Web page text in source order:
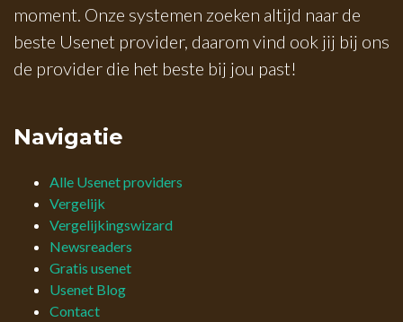
moment. Onze systemen zoeken altijd naar de
beste Usenet provider, daarom vind ook jij bij ons
de provider die het beste bij jou past!
Navigatie
Alle Usenet providers
Vergelijk
Vergelijkingswizard
Newsreaders
Gratis usenet
Usenet Blog
Contact